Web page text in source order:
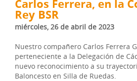
Carlos Ferrera, en la
Rey BSR
miércoles, 26 de abril de 2023
Nuestro compañero Carlos Ferrera
perteneciente a la Delegación de
nuevo reconocimiento a su
Baloncesto en Silla de Ruedas.